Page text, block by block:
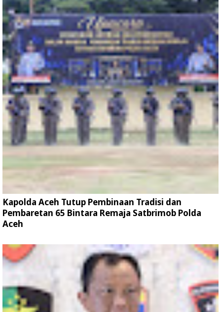
Kapolda Aceh Tutup Pembinaan Tradisi dan
Pembaretan 65 Bintara Remaja Satbrimob Polda
Aceh